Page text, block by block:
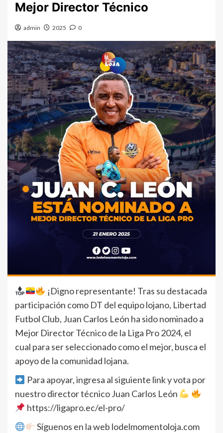
Mejor Director Técnico
admin 2025 0
¡Digno representante! Tras su destacada
participación como DT del equipo lojano, Libertad
Futbol Club, Juan Carlos León ha sido nominado a
Mejor Director Técnico de la Liga Pro 2024, el
cual para ser seleccionado como el mejor, busca el
apoyo de la comunidad lojana.
Para apoyar, ingresa al siguiente link y vota por
nuestro director técnico Juan Carlos León
https://ligapro.ec/el-pro/
Síguenos en la web lodelmomentoloja.com